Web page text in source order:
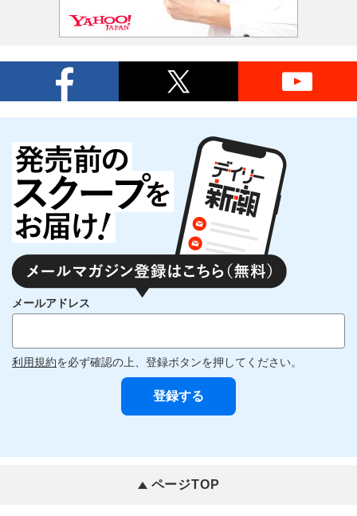
メールアドレス
利用規約を必ず確認の上、登録ボタンを押してください。
ページTOP